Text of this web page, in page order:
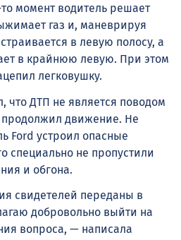
момент водитель решает
газ и, маневрируя
в левую полосу, а
в крайнюю левую. При этом
легковушку.
что ДТП не является поводом
продолжил движение. Не
Ford устроил опасные
специально не пропустили
и обгона.
свидетелей переданы в
добровольно выйти на
вопроса, — написала